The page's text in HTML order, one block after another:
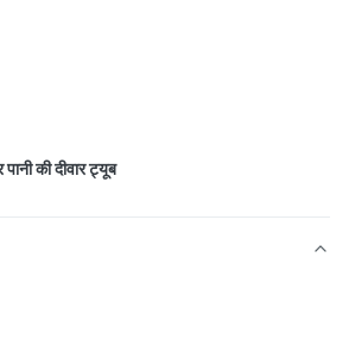
पानी की दीवार ट्यूब